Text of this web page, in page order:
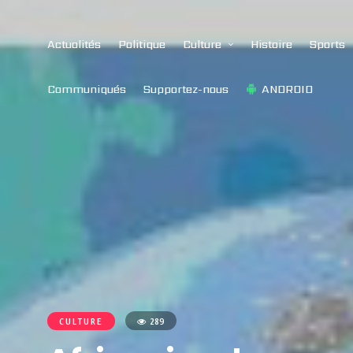
Actualités Politique Culture Histoire Sports
Communiqués Supportez-nous ANDROID
CULTURE 289